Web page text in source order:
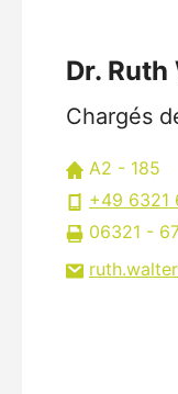
Dr.
Chargés
A2 - 185
+49 6321
06321 -
ruth.walter